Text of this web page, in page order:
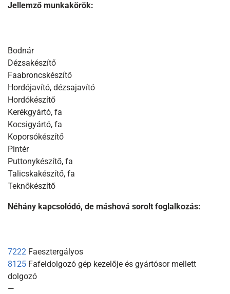
Jellemző munkakörök:
Bodnár
Dézsakészítő
Faabroncskészítő
Hordójavító, dézsajavító
Hordókészítő
Kerékgyártó, fa
Kocsigyártó, fa
Koporsókészítő
Pintér
Puttonykészítő, fa
Talicskakészítő, fa
Teknőkészítő
Néhány kapcsolódó, de máshová sorolt foglalkozás:
7222 Faesztergályos
8125 Fafeldolgozó gép kezelője és gyártósor mellett
dolgozó
—